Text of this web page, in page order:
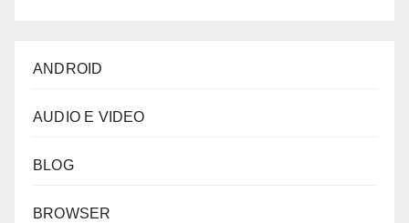
ANDROID
AUDIO E VIDEO
BLOG
BROWSER